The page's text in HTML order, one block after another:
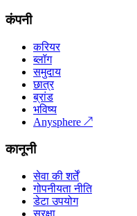
कंपनी
करियर
ब्लॉग
समुदाय
छात्र
ब्रांड
भविष्य
Anysphere ↗
कानूनी
सेवा की शर्तें
गोपनीयता नीति
डेटा उपयोग
सुरक्षा